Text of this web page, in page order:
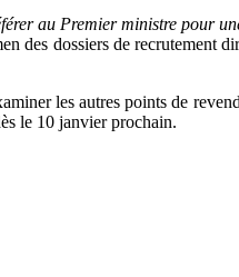
au Premier ministre pour
des dossiers de recrutement
les autres points de
le 10 janvier prochain.